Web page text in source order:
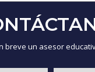
breve un asesor